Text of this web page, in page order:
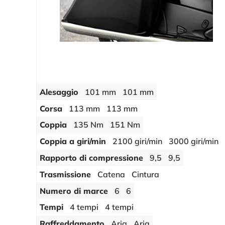
Alesaggio 101 mm
101 mm
Corsa
113 mm
113 mm
Coppia
135 Nm
151 Nm
Coppia a giri/min
2100 giri/min
3000 giri/min
Rapporto di compressione
9,5
9,5
Trasmissione
Catena
Cintura
Numero di marce
6
6
Tempi
4 tempi
4 tempi